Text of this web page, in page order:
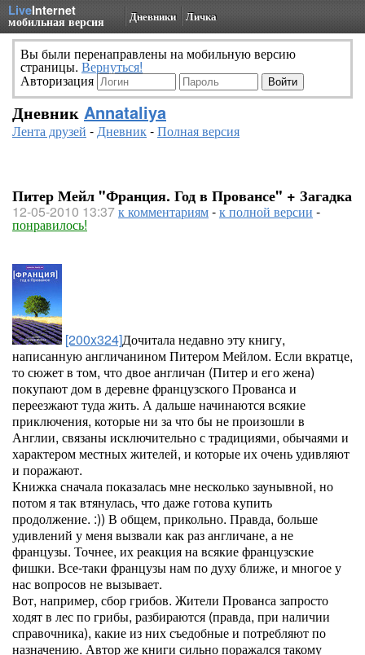
LiveInternet
мобильная версия Дневники Личка
Вы были перенаправлены на мобильную версию
страницы. Вернуться!
Авторизация
Дневник Annataliya
Лента друзей -Дневник-Полная версия
Питер Мейл "Франция. Год в Провансе" + Загадка
12-05-2010 13:37к комментариям-к полной версии -
понравилось!
[200x324]Дочитала недавно эту книгу,
написанную англичанином Питером Мейлом. Если вкратце,
то сюжет в том, что двое англичан (Питер и его жена)
покупают дом в деревне французского Прованса и
переезжают туда жить. А дальше начинаются всякие
приключения, которые ни за что бы не произошли в
Англии, связаны исключительно с традициями, обычаями и
характером местных жителей, и которые их очень удивляют
и поражают.
Книжка сначала показалась мне несколько заунывной, но
потом я так втянулась, что даже готова купить
продолжение. :)) В общем, прикольно. Правда, больше
удивлений у меня вызвали как раз англичане, а не
французы. Точнее, их реакция на всякие французские
фишки. Все-таки французы нам по духу ближе, и многое у
нас вопросов не вызывает.
Вот, например, сбор грибов. Жители Прованса запросто
ходят в лес по грибы, разбираются (правда, при наличии
справочника), какие из них съедобные и потребляют по
назначению. Автор же книги сильно поражался такому